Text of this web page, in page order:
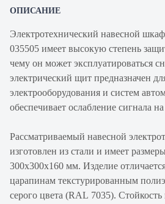
ОПИСАНИЕ
Электротехнический навесной
035505 имеет высокую степень
чему он может эксплуатироваться
электрический щит предназначен
электрооборудования и систем
обеспечивает ослабление сигнала
Рассматриваемый навесной
изготовлен из стали и имеет
300х300х160 мм. Изделие
царапинам текстурированным
серого цвета (RAL 7035). Стойкость